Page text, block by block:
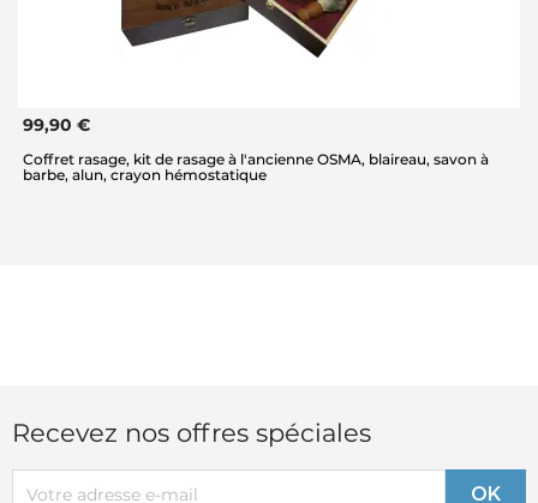
99,90 €
Coffret rasage, kit de rasage à l'ancienne OSMA, blaireau, savon à
barbe, alun, crayon hémostatique
Recevez nos offres spéciales